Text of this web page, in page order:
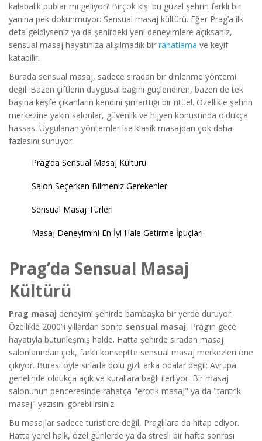
kalabalık publar mı geliyor? Birçok kişi bu güzel şehrin farklı bir
yanına pek dokunmuyor: Sensual masaj kültürü. Eğer Prag’a ilk
defa geldiyseniz ya da şehirdeki yeni deneyimlere açıksanız,
sensual masaj hayatınıza alışılmadık bir rahatlama ve keyif
katabilir.
Burada sensual masaj, sadece sıradan bir dinlenme yöntemi
değil. Bazen çiftlerin duygusal bağını güçlendiren, bazen de tek
başına keşfe çıkanların kendini şımarttığı bir ritüel. Özellikle şehrin
merkezine yakın salonlar, güvenlik ve hijyen konusunda oldukça
hassas. Uygulanan yöntemler ise klasik masajdan çok daha
fazlasını sunuyor.
Prag’da Sensual Masaj Kültürü
Salon Seçerken Bilmeniz Gerekenler
Sensual Masaj Türleri
Masaj Deneyimini En İyi Hale Getirme İpuçları
Prag’da Sensual Masaj
Kültürü
Prag masaj deneyimi şehirde bambaşka bir yerde duruyor.
Özellikle 2000’li yıllardan sonra sensual masaj, Prag’ın gece
hayatıyla bütünleşmiş halde. Hatta şehirde sıradan masaj
salonlarından çok, farklı konseptte sensual masaj merkezleri öne
çıkıyor. Burası öyle sırlarla dolu gizli arka odalar değil; Avrupa
genelinde oldukça açık ve kurallara bağlı ilerliyor. Bir masaj
salonunun penceresinde rahatça "erotik masaj" ya da "tantrik
masaj" yazısını görebilirsiniz.
Bu masajlar sadece turistlere değil, Praglılara da hitap ediyor.
Hatta yerel halk, özel günlerde ya da stresli bir hafta sonrası